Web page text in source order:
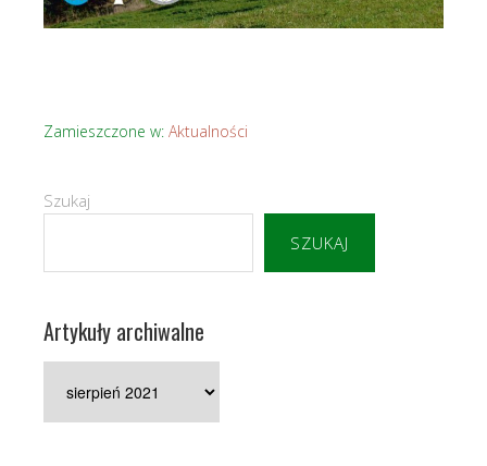
Zamieszczone w: Aktualności
Szukaj
SZUKAJ
Artykuły archiwalne
archiwalne